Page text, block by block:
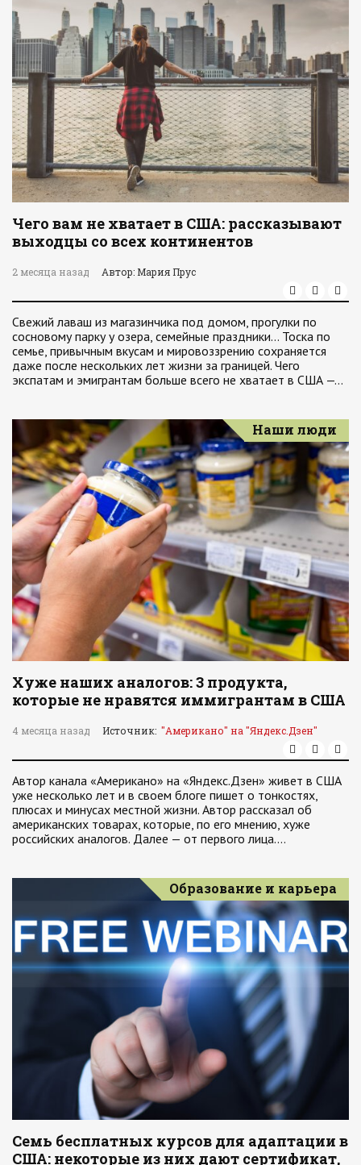
Чего вам не хватает в США: рассказывают
выходцы со всех континентов
2 месяца назад Автор: Мария Прус
Свежий лаваш из магазинчика под домом, прогулки по
сосновому парку у озера, семейные праздники… Тоска по
семье, привычным вкусам и мировоззрению сохраняется
даже после нескольких лет жизни за границей. Чего
экспатам и эмигрантам больше всего не хватает в США —…
Наши люди
Хуже наших аналогов: 3 продукта,
которые не нравятся иммигрантам в США
4 месяца назад Источник: "Американо" на "Яндекс.Дзен"
Автор канала «Американо» на «Яндекс.Дзен» живет в США
уже несколько лет и в своем блоге пишет о тонкостях,
плюсах и минусах местной жизни. Автор рассказал об
американских товарах, которые, по его мнению, хуже
российских аналогов. Далее — от первого лица.…
Образование и карьера
Семь бесплатных курсов для адаптации в
США: некоторые из них дают сертификат,